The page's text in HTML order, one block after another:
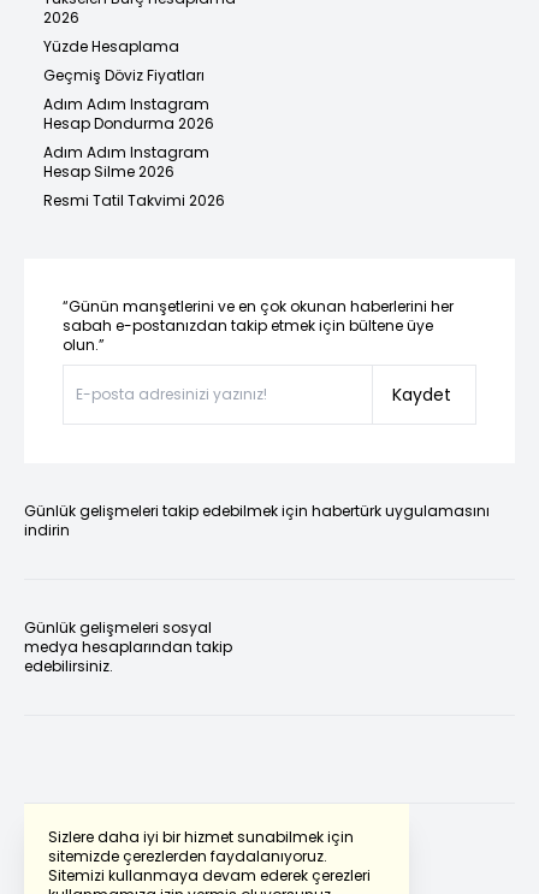
Sizlere daha iyi bir hizmet sunabilmek için
sitemizde çerezlerden faydalanıyoruz.
Sitemizi kullanmaya devam ederek çerezleri
2026
Yüzde Hesaplama
Geçmiş Döviz Fiyatları
Adım Adım Instagram
Hesap Dondurma 2026
Adım Adım Instagram
Hesap Silme 2026
Resmi Tatil Takvimi 2026
“Günün manşetlerini ve en çok okunan haberlerini her
sabah e-postanızdan takip etmek için bültene üye
olun.”
Kaydet
Günlük gelişmeleri takip edebilmek için habertürk uygulamasını
indirin
Günlük gelişmeleri sosyal
medya hesaplarından takip
edebilirsiniz.
Powered by Translate